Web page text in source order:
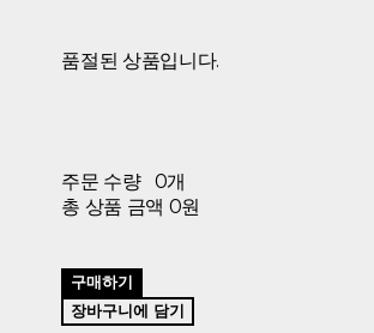
품절된 상품입니다.
주문 수량
0개
총 상품 금액 0원
구매하기
장바구니에 담기